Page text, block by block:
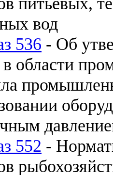
вод
536 - Об
области
552 -